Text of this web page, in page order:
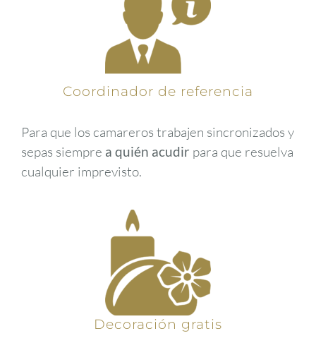
Coordinador de referencia
Para que los camareros trabajen sincronizados y
sepas siempre a quién acudir para que resuelva
cualquier imprevisto.
Decoración gratis